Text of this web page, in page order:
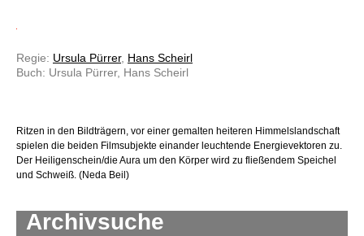
Archivsuche
Regie: Ursula Pürrer, Hans Scheirl
Buch: Ursula Pürrer, Hans Scheirl
Ritzen in den Bildträgern, vor einer gemalten heiteren Himmelslandschaft
spielen die beiden Filmsubjekte einander leuchtende Energievektoren zu.
Der Heiligenschein/die Aura um den Körper wird zu fließendem Speichel
und Schweiß. (Neda Beil)